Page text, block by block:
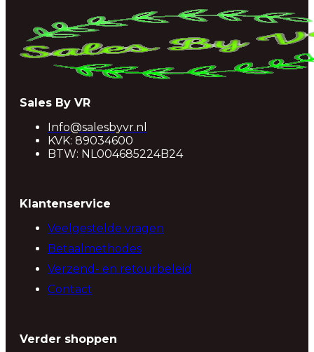
Sales By VR
Info@salesbyvr.nl
KVK: 89034600
BTW: NL004685224B24
Klantenservice
Veelgestelde vragen
Betaalmethodes
Verzend- en retourbeleid
Contact
Verder shoppen